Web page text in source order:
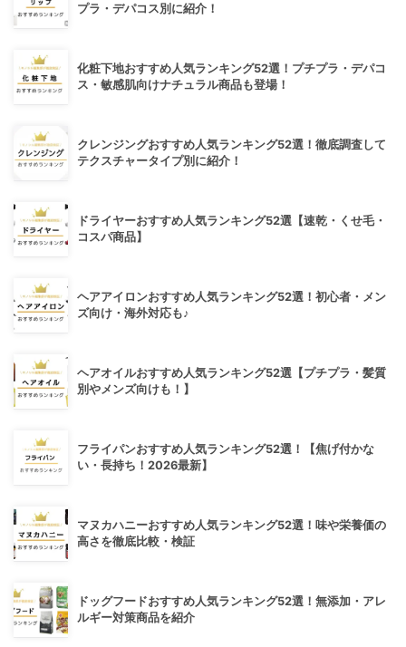
プラ・デパコス別に紹介！
化粧下地おすすめ人気ランキング52選！プチプラ・デパコ
ス・敏感肌向けナチュラル商品も登場！
クレンジングおすすめ人気ランキング52選！徹底調査して
テクスチャータイプ別に紹介！
ドライヤーおすすめ人気ランキング52選【速乾・くせ毛・
コスパ商品】
ヘアアイロンおすすめ人気ランキング52選！初心者・メン
ズ向け・海外対応も♪
ヘアオイルおすすめ人気ランキング52選【プチプラ・髪質
別やメンズ向けも！】
フライパンおすすめ人気ランキング52選！【焦げ付かな
い・長持ち！2026最新】
マヌカハニーおすすめ人気ランキング52選！味や栄養価の
高さを徹底比較・検証
ドッグフードおすすめ人気ランキング52選！無添加・アレ
ルギー対策商品を紹介